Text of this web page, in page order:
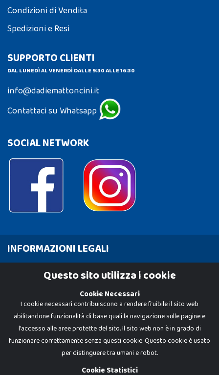
Condizioni di Vendita
Spedizioni e Resi
SUPPORTO CLIENTI
DAL LUNEDÌ AL VENERDÌ DALLE 9:30 ALLE 16:30
info@dadiemattoncini.it
Contattaci su Whatsapp
SOCIAL NETWORK
INFORMAZIONI LEGALI
Cookie PolicyQuesto sito utilizza i cookie
Cookie Necessari
I cookie necessari contribuiscono a rendere fruibile il sito web
abilitandone funzionalità di base quali la navigazione sulle pagine e
l'accesso alle aree protette del sito. Il sito web non è in grado di
funzionare correttamente senza questi cookie. Questo cookie è usato
per distinguere tra umani e robot.
Cookie Statistici